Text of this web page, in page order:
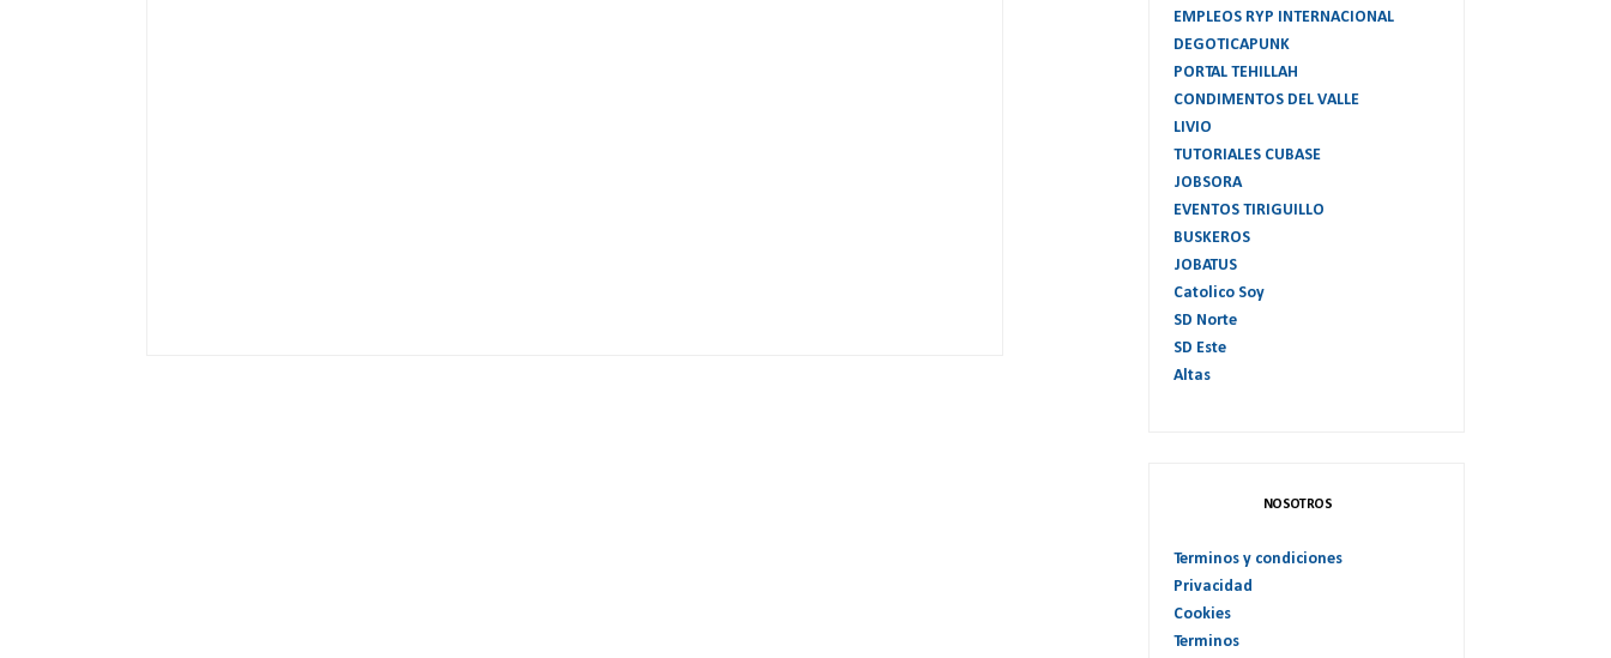
EMPLEOS RYP INTERNACIONAL
DEGOTICAPUNK
PORTAL TEHILLAH
CONDIMENTOS DEL VALLE
LIVIO
TUTORIALES CUBASE
JOBSORA
EVENTOS TIRIGUILLO
BUSKEROS
JOBATUS
Catolico Soy
SD Norte
SD Este
Altas
NOSOTROS
Terminos y condiciones
Privacidad
Cookies
Terminos